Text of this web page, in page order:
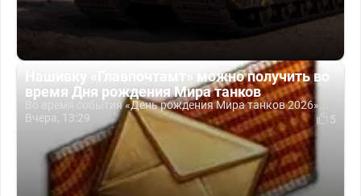
Нашивку «Главпочтамт» можно получить во
время Дня рождения Мира танков
Во время события «День рождения Мира танков 2026»...
Вчера, 13:29
5